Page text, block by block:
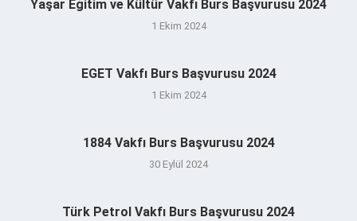
Yaşar Eğitim ve Kültür Vakfı Burs Başvurusu 2024
1 Ekim 2024
EGET Vakfı Burs Başvurusu 2024
1 Ekim 2024
1884 Vakfı Burs Başvurusu 2024
30 Eylül 2024
Türk Petrol Vakfı Burs Başvurusu 2024